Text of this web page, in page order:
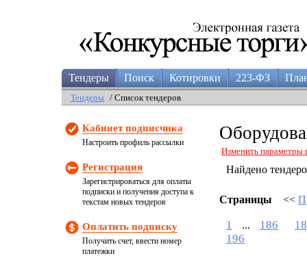
Тендеры Поиск Котировки 223-ФЗ
Тендеры / Список тендеров
Кабинет подписчика
Настроить профиль рассылки
Регистрация
Зарегистрироваться для оплаты
подписки и получения доступа к
текстам новых тендеров
Оплатить подписку
Получить счет, ввести номер
платежки
Изменить параметры
Найдено
Страницы <<
1 ... 186
196